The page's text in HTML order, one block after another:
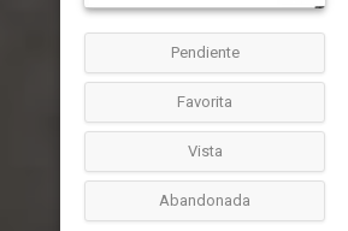
Pendiente
Favorita
Vista
Abandonada